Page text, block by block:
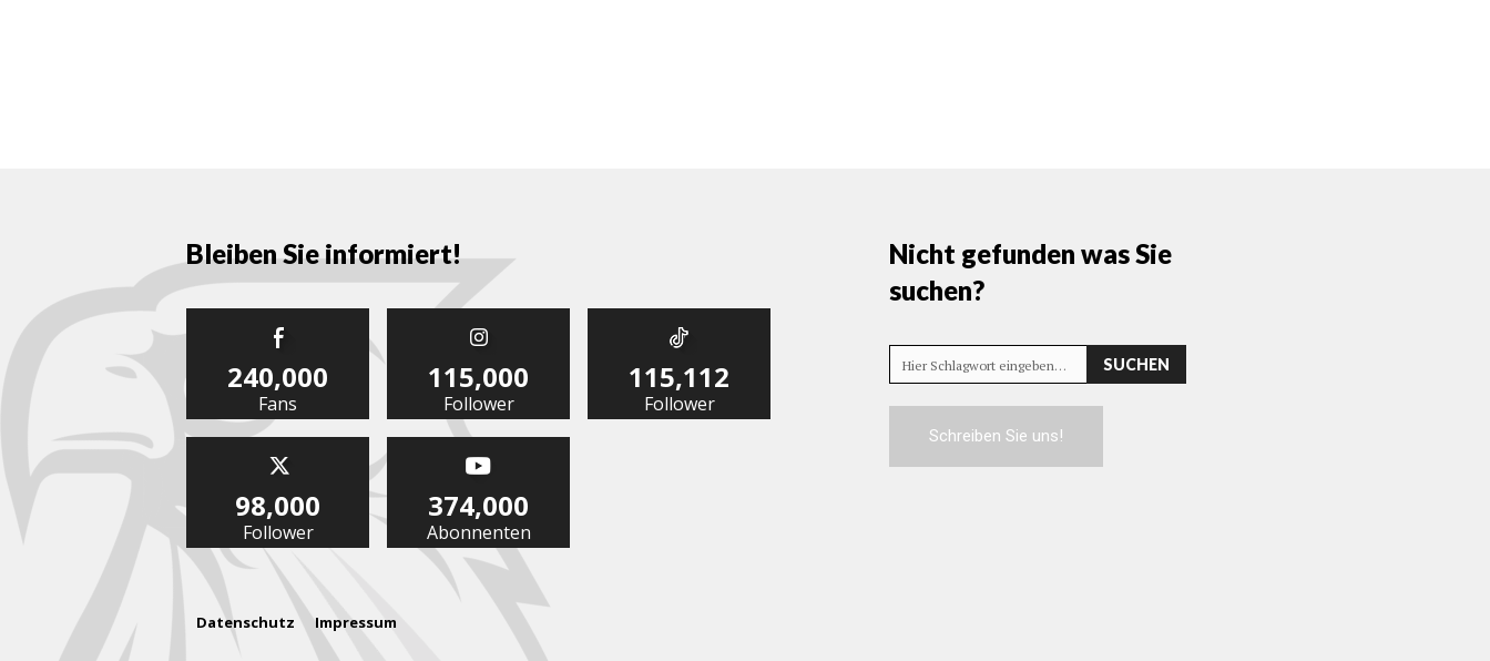
Bleiben Sie informiert!
240,000
Fans
115,000
Follower
115,112
Follower
98,000
Follower
374,000
Abonnenten
Nicht gefunden was Sie
suchen?
Hier Schlagwort eingeben… SUCHEN
Schreiben Sie uns!
Datenschutz Impressum